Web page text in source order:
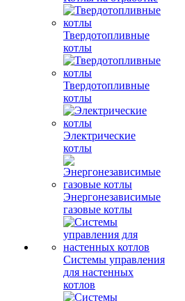
Твердотопливные
котлы
Твердотопливные
котлы
Электрические
котлы
Энергонезависимые
газовые котлы
Системы управления
для настенных
котлов